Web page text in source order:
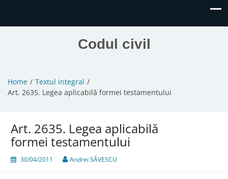
Codul civil
Home
Textul integral
Art. 2635. Legea aplicabilă formei testamentului
Art. 2635. Legea aplicabilă
formei testamentului
30/04/2011 Andrei SĂVESCU